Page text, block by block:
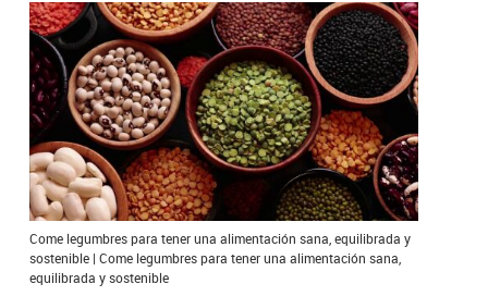
Come legumbres para tener una alimentación sana, equilibrada y
sostenible | Come legumbres para tener una alimentación sana,
equilibrada y sostenible